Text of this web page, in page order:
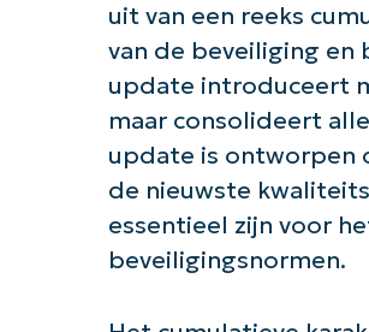
uit van een reeks
van de beveiliging en
update introduceert
maar consolideert
update is ontworpen
de nieuwste
essentieel zijn voor
beveiligingsnormen.